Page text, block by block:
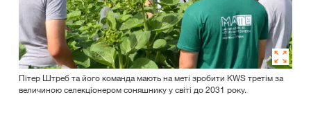
Пітер Штреб та його команда мають на меті зробити KWS третім за
величиною селекціонером соняшнику у світі до 2031 року.